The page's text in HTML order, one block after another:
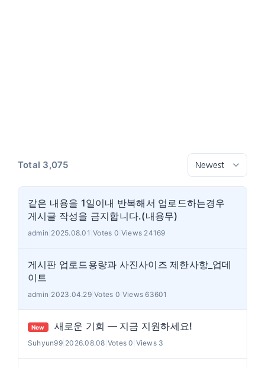
Total 3,075
같은 내용을 1일이내 반복해서 업로드하는경우
게시글 작성을 금지합니다.(내용무)
admin 2025.08.01 |Votes 0 |Views 24169
게시판 업로드용량과 사진사이즈 제한사항_업데
이트
admin 2023.04.29|Votes 0 |Views 63601
New 새로운 기회 — 지금 지원하세요!
Suhyun99| 2026.08.08 Votes 0 Views 3